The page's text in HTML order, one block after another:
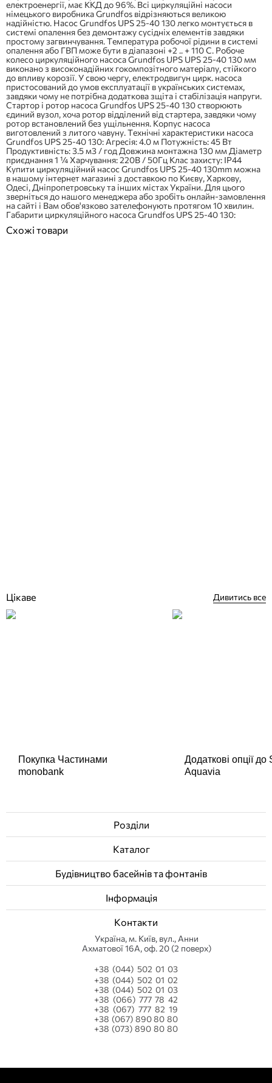
електроенергії, має ККД до 96%. Всі циркуляційні насоси
німецького виробника Grundfos відрізняються великою
надійністю. Насос Grundfos UPS 25-40 130 легко монтується в
системі опалення без демонтажу сусідніх елементів завдяки
простому загвинчування. Температура робочої рідини в системі
опалення або ГВП може бути в діапазоні +2 .. + 110 С. Робоче
колесо циркуляційного насоса Grundfos UPS UPS 25-40 130 мм
виконано з високонадійних гокомпозітного матеріалу, стійкого
до впливу корозії. У свою чергу, електродвигун цирк. насоса
пристосований до умов експлуатації в українських системах,
завдяки чому не потрібна додаткова зщіта і стабілізація напруги.
Стартор і ротор насоса Grundfos UPS 25-40 130 створюють
єдиний вузол, хоча ротор відділений від стартера, завдяки чому
ротор встановлений без ущільнення. Корпус насоса
виготовлений з литого чавуну. Технічні характеристики насоса
Grundfos UPS 25-40 130: Агресія: 4.0 м Потужність: 45 Вт
Продуктивність: 3.5 м3 / год Довжина монтажна 130 мм Діаметр
приєднання 1 ¼ Харчування: 220В / 50Гц Клас захисту: IP44
Купити циркуляційний насос Grundfos UPS 25-40 130mm можна
в нашому інтернет магазині з доставкою по Києву, Харкову,
Одесі, Дніпропетровську та інших містах України. Для цього
зверніться до нашого менеджера або зробіть онлайн-замовлення
на сайті і Вам обов'язково зателефонують протягом 10 хвилин.
Габарити циркуляційного насоса Grundfos UPS 25-40 130:
Схожі товари
Цікаве Дивитись все
Покупка Частинами
monobank
Додаткові опції
Aquavia
Розділи
Каталог
Будівництво басейнів та фонтанів
Інформація
Контакти
Українa, м. Київ, вул., Анни
Ахматової 16А, оф. 20 (2 поверх)
+38 (044) 502 01 03
+38 (044) 502 01 02
+38 (044) 502 01 03
+38 (066) 777 78 42
+38 (067) 777 82 19
+38 (067) 890 80 80
+38 (073) 890 80 80